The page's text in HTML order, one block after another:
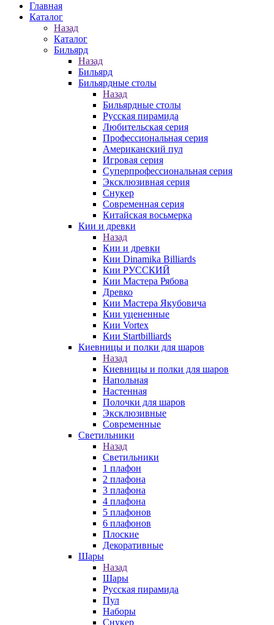
Главная
Каталог
Назад
Каталог
Бильярд
Назад
Бильярд
Бильярдные столы
Назад
Бильярдные столы
Русская пирамида
Любительская серия
Профессиональная серия
Американский пул
Игровая серия
Суперпрофессиональная серия
Эксклюзивная серия
Снукер
Современная серия
Китайская восьмерка
Кии и древки
Назад
Кии и древки
Кии Dinamika Billiards
Кии РУССКИЙ
Кии Мастера Рябова
Древко
Кии Мастера Якубовича
Кии уцененные
Кии Vortex
Кии Startbilliards
Киевницы и полки для шаров
Назад
Киевницы и полки для шаров
Напольная
Настенная
Полочки для шаров
Эксклюзивные
Современные
Светильники
Назад
Светильники
1 плафон
2 плафона
3 плафона
4 плафона
5 плафонов
6 плафонов
Плоские
Декоративные
Шары
Назад
Шары
Русская пирамида
Пул
Наборы
Снукер